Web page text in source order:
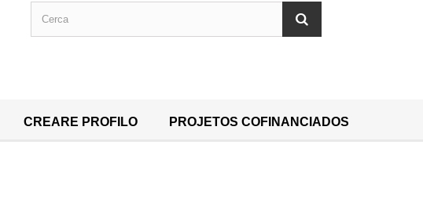
CREARE PROFILO PROJETOS COFINANCIADOS